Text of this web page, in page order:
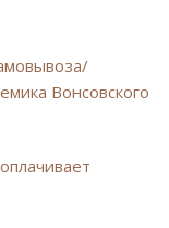
Вонсовского